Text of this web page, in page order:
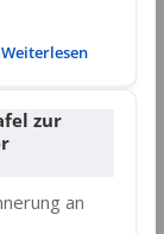
Weiterlesen
zur
an